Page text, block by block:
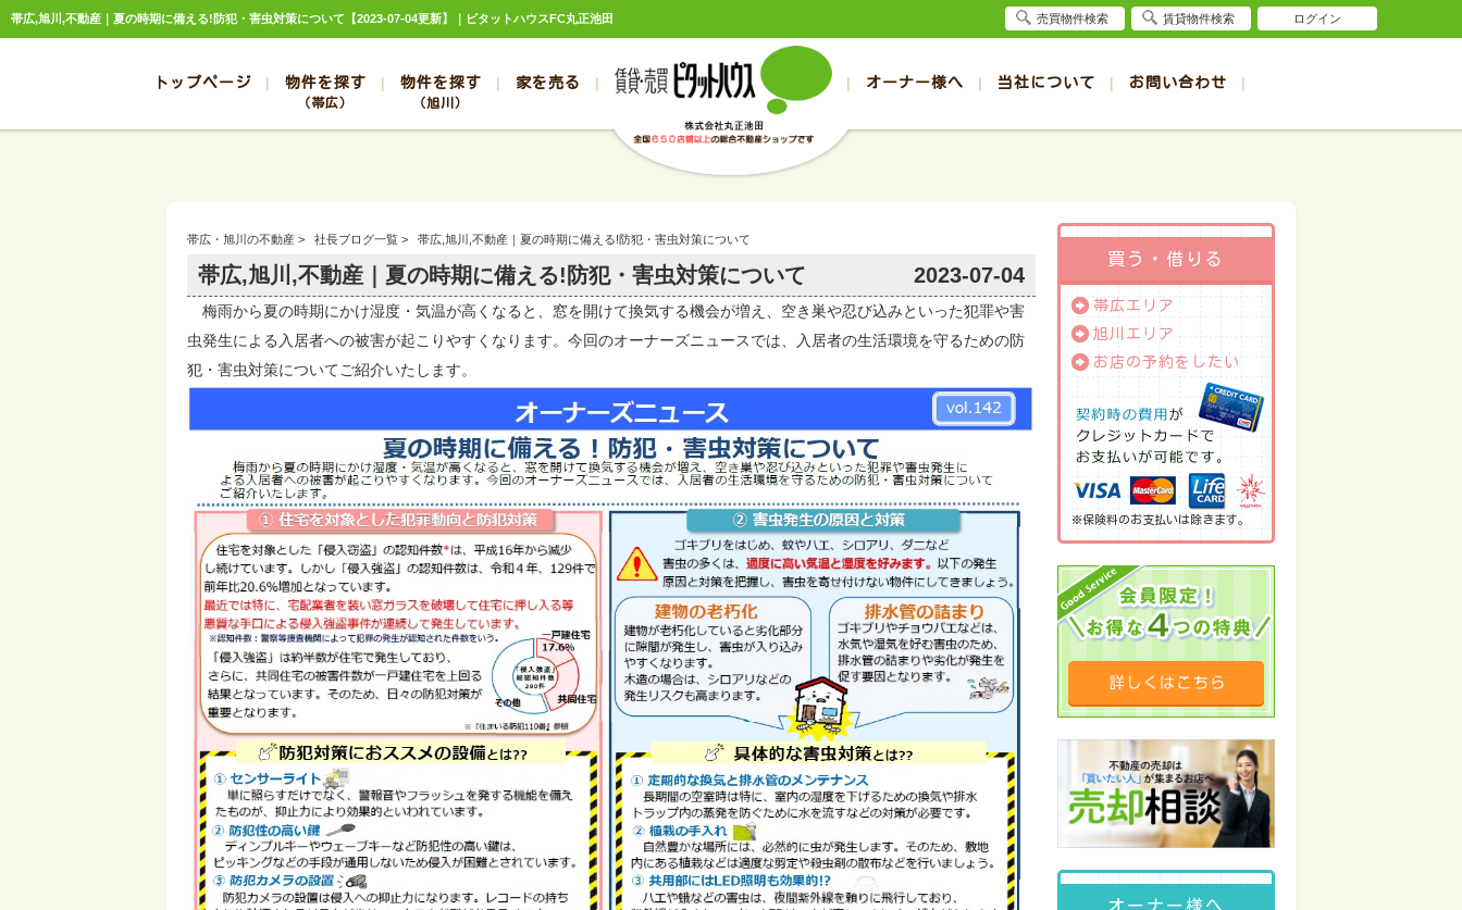
帯広,旭川,不動産｜夏の時期に備える!防犯・害虫対策について【2023-07-04更新】｜ピタットハウスFC丸正池田
トップページ 物件を探す
（帯広）
売買
帯広の土地
帯広の中古マンション
帯広の3000万～4000万円
帯広の4000万以上
帯広の賃貸一戸建て
帯広の賃貸事務所
帯広の1DK～1LDK賃貸
帯広の2K～2LDK賃貸
帯広の3K～3LDK賃貸
帯広の4K以上賃貸
物件を探す
（旭川）
売買
旭川の土地
旭川の中古マンション
旭川の3000万～4000万円
旭川の4000万以上
旭川の賃貸一戸建て
旭川の賃貸事務所
旭川の1DK～1LDK賃貸
旭川の2K～2LDK賃貸
旭川の3K～3LDK賃貸
旭川の4K以上賃貸
家を売る オーナー様へ 当社について
スタッフブログ お客様の声
お問い合わせ
売却のお問合せ 入居者様ページ
帯広・旭川の不動産 > 社長ブログ一覧 > 帯広,旭川,不動産｜夏の時期に備える!防犯・害虫対策について
帯広,旭川,不動産｜夏の時期に備える!防犯・害虫対策について 2023-07-04
梅雨から夏の時期にかけ湿度・気温が高くなると、窓を開けて換気する機会が増え、空き巣や忍び込みといった犯罪や害
虫発生による入居者への被害が起こりやすくなります。今回のオーナーズニュースでは、入居者の生活環境を守るための防
犯・害虫対策についてご紹介いたします。
買う・借りる
帯広エリア
旭川エリア
お店の予約をしたい
※保険料のお支払いは除きます。
オーナー様へ
売買物件検索 賃貸物件検索 ログイン